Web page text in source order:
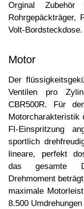
Orginal
Rohrgepäckträger,
Volt-Bordsteckdose.
Motor
Der
Ventilen pro
CBR500R. Für
Motorcharakteristik
FI-Einspritzung
sportlich
lineare, perfekt
das gesamte
Drehmoment
maximale
8.500